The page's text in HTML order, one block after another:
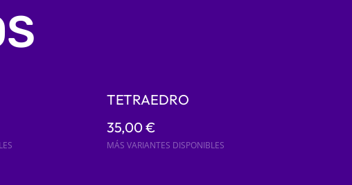
TETRAEDRO
35,00 €
MÁS VARIANTES DISPONIBLES